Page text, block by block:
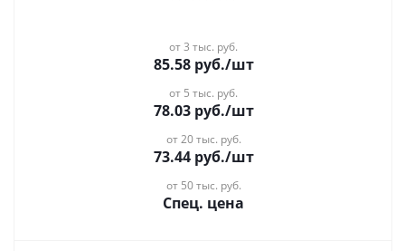
от 3 тыс. руб.
85.58руб./шт
от 5 тыс. руб.
78.03руб./шт
от 20 тыс. руб.
73.44руб./шт
от 50 тыс. руб.
Спец. цена